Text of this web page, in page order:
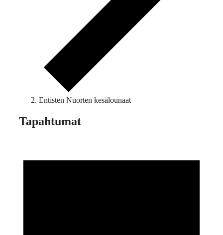
Entisten Nuorten kesälounaat
Tapahtumat